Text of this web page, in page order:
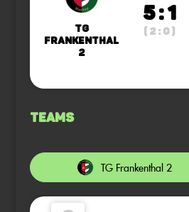
TG
Frankenthal
2
5 : 1
( 2 : 0 )
Teams
TG Frankenthal 2